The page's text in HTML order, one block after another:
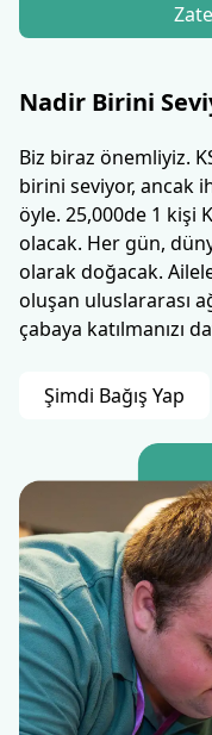
Nadir Birini
Biz biraz önemliyiz.
birini seviyor, ancak
öyle. 25,000de 1 kişi
olacak. Her gün,
olarak doğacak.
oluşan uluslararası
çabaya katılmanızı
Şimdi Bağış Yap